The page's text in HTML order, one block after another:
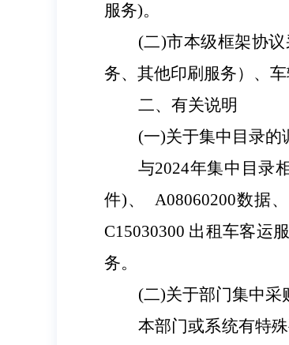
服务)。
(二)市本级框架协议
务、其他印刷服务） 、
二、 有关说明
(一)关于集中目录的
与2024年集中目录
件)、A08060200数据、
C15030300 出租车客运服
务。
(二)关于部门集中采
本部门或系统有特